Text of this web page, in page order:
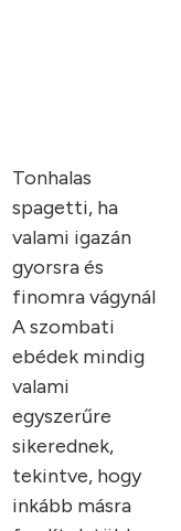
Tonhalas
spagetti, ha
valami igazán
gyorsra és
finomra vágynál
A szombati
ebédek mindig
valami
egyszerűre
sikerednek,
tekintve, hogy
inkább másra